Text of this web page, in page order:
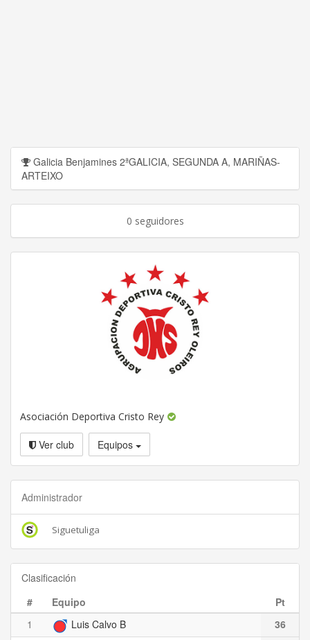
Galicia Benjamines 2ªGALICIA, SEGUNDA A, MARIÑAS-
ARTEIXO
0 seguidores
Asociación Deportiva Cristo Rey
Ver club Equipos
Administrador
Siguetuliga
Clasificación
#
Equipo
Pt
1
Luis Calvo B
36